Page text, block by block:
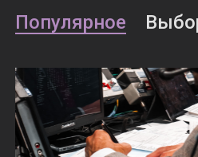
Популярное